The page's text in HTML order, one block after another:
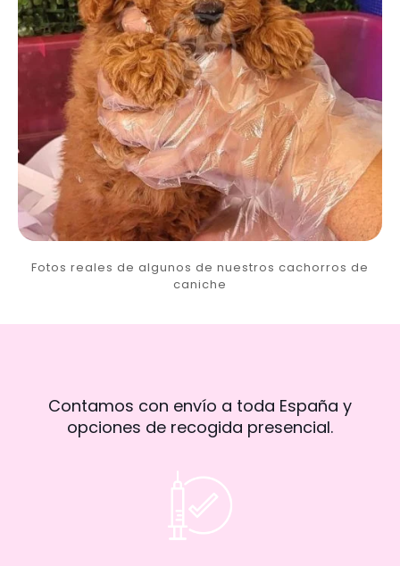
Fotos reales de algunos de nuestros cachorros de
caniche
Contamos con envío a toda España y
opciones de recogida presencial.